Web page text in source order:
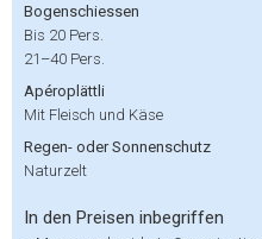
Bogenschiessen
Bis 20 Pers.
21–40 Pers.
Apéroplättli
Mit Fleisch und Käse
Regen- oder Sonnenschutz
Naturzelt
In den Preisen inbegriffen